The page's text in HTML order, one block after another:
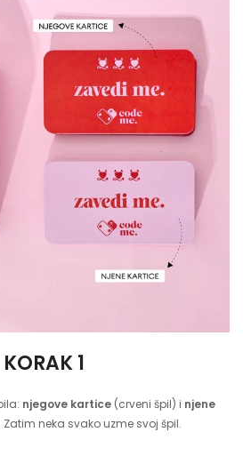
KORAK 1
njegove kartice(crveni špil) i njene
Zatim neka svako uzme svoj špil.